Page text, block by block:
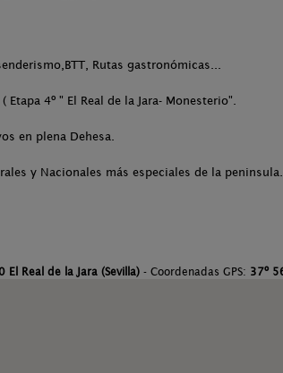
Rutas gastronómicas...
Etapa 4º " El Real de la Jara- Monesterio".
en plena Dehesa.
y Nacionales más especiales de la peninsula.
Real de la Jara (Sevilla)- Coordenadas GPS: 37º